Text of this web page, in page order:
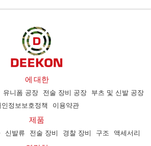
에 대한
유니폼 공장 전술 장비 공장
부츠 및 신발 공장
인정보보호정책
이용약관
제품
신발류 전술 장비 경찰 장비 구조 액세서리